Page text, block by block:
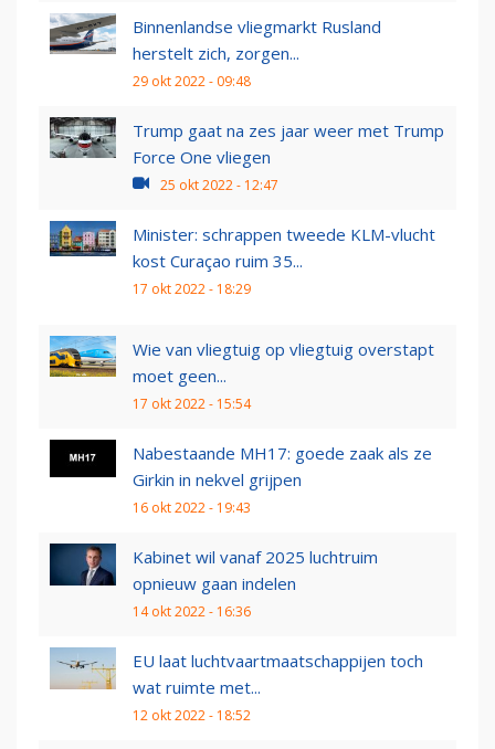
Binnenlandse vliegmarkt Rusland
herstelt zich, zorgen...
29 okt 2022 - 09:48
Trump gaat na zes jaar weer met Trump
Force One vliegen
25 okt 2022 - 12:47
Minister: schrappen tweede KLM-vlucht
kost Curaçao ruim 35...
17 okt 2022 - 18:29
Wie van vliegtuig op vliegtuig overstapt
moet geen...
17 okt 2022 - 15:54
Nabestaande MH17: goede zaak als ze
Girkin in nekvel grijpen
16 okt 2022 - 19:43
Kabinet wil vanaf 2025 luchtruim
opnieuw gaan indelen
14 okt 2022 - 16:36
EU laat luchtvaartmaatschappijen toch
wat ruimte met...
12 okt 2022 - 18:52